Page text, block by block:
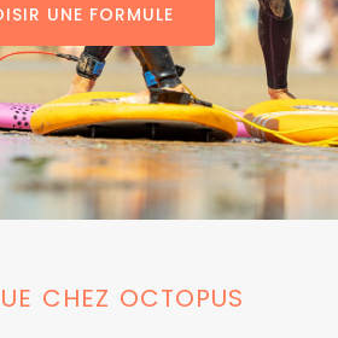
UNE FORMULE
CHEZ OCTOPUS